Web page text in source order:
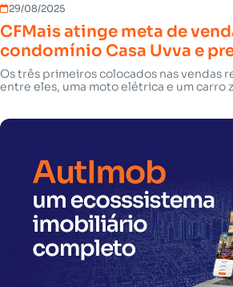
29/08/2025
CFMais atinge meta de
condomínio Casa Uvva e
Os três primeiros colocados nas vendas
entre eles, uma moto elétrica e um carro